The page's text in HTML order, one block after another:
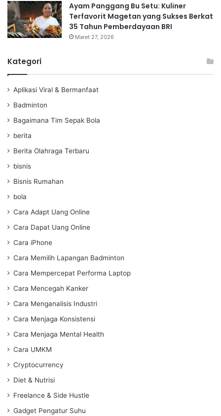
Ayam Panggang Bu Setu: Kuliner
Terfavorit Magetan yang Sukses Berkat
35 Tahun Pemberdayaan BRI
Maret 27, 2026
Kategori
Aplikasi Viral & Bermanfaat
Badminton
Bagaimana Tim Sepak Bola
berita
Berita Olahraga Terbaru
bisnis
Bisnis Rumahan
bola
Cara Adapt Uang Online
Cara Dapat Uang Online
Cara iPhone
Cara Memilih Lapangan Badminton
Cara Mempercepat Performa Laptop
Cara Mencegah Kanker
Cara Menganalisis Industri
Cara Menjaga Konsistensi
Cara Menjaga Mental Health
Cara UMKM
Cryptocurrency
Diet & Nutrisi
Freelance & Side Hustle
Gadget Pengatur Suhu